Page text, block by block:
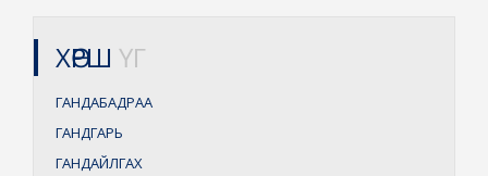
ХӨРШ ҮГ
ГАНДАБАДРАА
ГАНДГАРЬ
ГАНДАЙЛГАХ